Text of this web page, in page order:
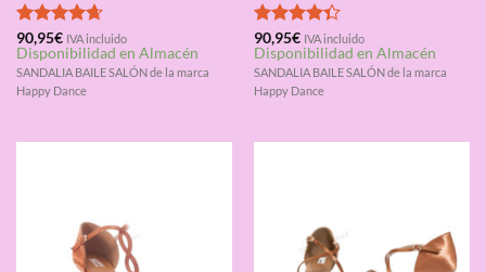
Valorado
con4.67
de 5
90,95€ IVA incluido
Disponibilidad en Almacén
SANDALIA BAILE SALÓN de la marca
Happy Dance
Valorado
con4.33
de 5
90,95€ IVA incluido
Disponibilidad en Almacén
SANDALIA BAILE SALÓN de la marca
Happy Dance